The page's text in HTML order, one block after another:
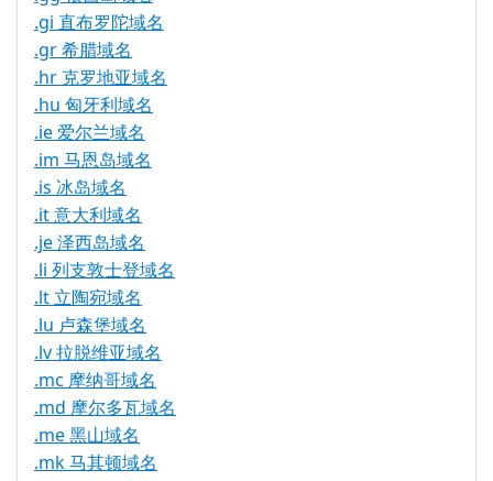
.gi 直布罗陀域名
.gr 希腊域名
.hr 克罗地亚域名
.hu 匈牙利域名
.ie 爱尔兰域名
.im 马恩岛域名
.is 冰岛域名
.it 意大利域名
.je 泽西岛域名
.li 列支敦士登域名
.lt 立陶宛域名
.lu 卢森堡域名
.lv 拉脱维亚域名
.mc 摩纳哥域名
.md 摩尔多瓦域名
.me 黑山域名
.mk 马其顿域名